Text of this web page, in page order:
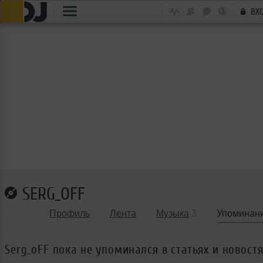
SERG_OFF
Профиль Лента Музыка
Serg_oFF пока не упоминался в статьях и